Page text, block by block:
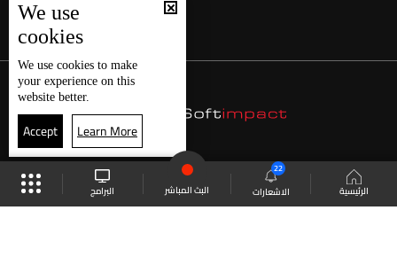
الرئيسية الاشعارات
22
البث المباشر البرامج
We use
cookies
We use cookies to make
your experience on this
website better.
Accept Learn More
موقع البرامج الجدول البث المباشر